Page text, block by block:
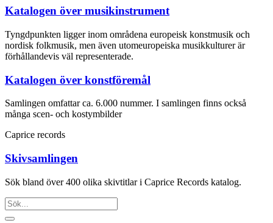
Katalogen över musikinstrument
Tyngdpunkten ligger inom områdena europeisk konstmusik och
nordisk folkmusik, men även utomeuropeiska musikkulturer är
förhållandevis väl representerade.
Katalogen över konstföremål
Samlingen omfattar ca. 6.000 nummer. I samlingen finns också
många scen- och kostymbilder
Caprice records
Skivsamlingen
Sök bland över 400 olika skivtitlar i Caprice Records katalog.